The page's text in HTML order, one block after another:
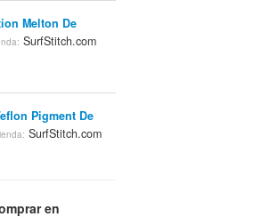
Melton De
SurfStitch.com
Pigment De
SurfStitch.com
Vans - Azules
en